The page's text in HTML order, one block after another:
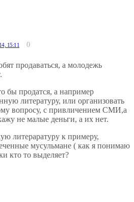
15:11 0
продаваться, а молодежь
бы продатся, а например
литературу, или организовать
вопросу, с привличением СМИ,а
не малые деньги, а их нет.
литераратуру к примеру,
мусульмане ( как я понимаю
кто то выделяет?